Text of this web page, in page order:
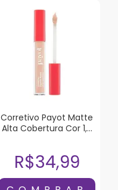
Corretivo Payot Matte
Alta Cobertura Cor 1,5
R$34,99